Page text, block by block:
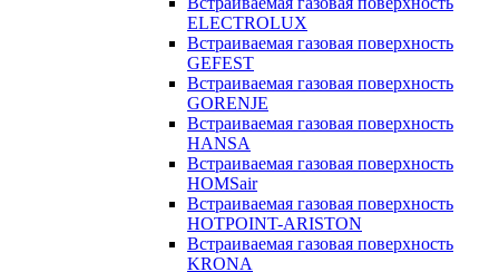
ELECTROLUX
Встраиваемая газовая поверхность
GEFEST
Встраиваемая газовая поверхность
GORENJE
Встраиваемая газовая поверхность
HANSA
Встраиваемая газовая поверхность
HOMSair
Встраиваемая газовая поверхность
HOTPOINT-ARISTON
Встраиваемая газовая поверхность
KRONA